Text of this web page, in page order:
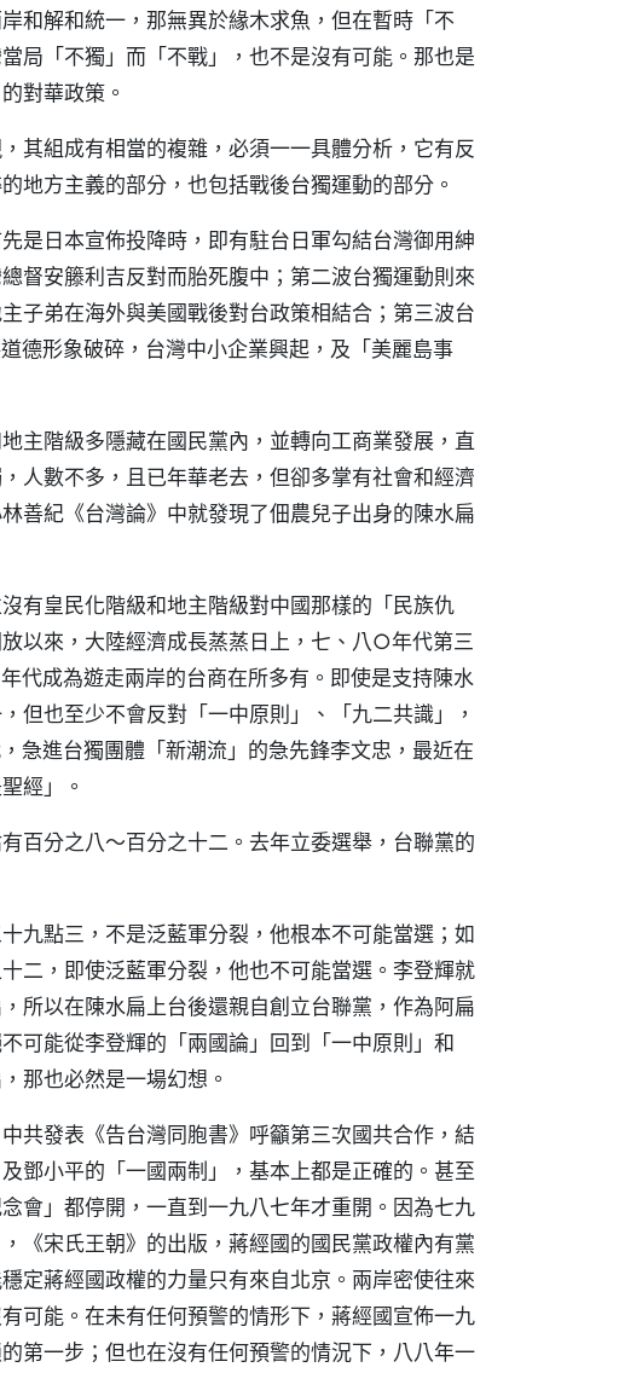
和解和統一，那無異於緣木求魚，但在暫時「不
局「不獨」而「不戰」，也不是沒有可能。那也是
對華政策。
其組成有相當的複雜，必須一一具體分析，它有反
地方主義的部分，也包括戰後台獨運動的部分。
是日本宣佈投降時，即有駐台日軍勾結台灣御用紳
督安籐利吉反對而胎死腹中；第二波台獨運動則來
子弟在海外與美國戰後對台政策相結合；第三波台
德形象破碎，台灣中小企業興起，及「美麗島事
主階級多隱藏在國民黨內，並轉向工商業發展，直
人數不多，且已年華老去，但卻多掌有社會和經濟
善紀《台灣論》中就發現了佃農兒子出身的陳水扁
有皇民化階級和地主階級對中國那樣的「民族仇
以來，大陸經濟成長蒸蒸日上，七、八○年代第三
代成為遊走兩岸的台商在所多有。即使是支持陳水
但也至少不會反對「一中原則」、「九二共識」，
急進台獨團體「新潮流」的急先鋒李文忠，最近在
經」。
百分之八～百分之十二。去年立委選舉，台聯黨的
九點三，不是泛藍軍分裂，他根本不可能當選；如
二，即使泛藍軍分裂，他也不可能當選。李登輝就
所以在陳水扁上台後還親自創立台聯黨，作為阿扁
可能從李登輝的「兩國論」回到「一中原則」和
那也必然是一場幻想。
共發表《告台灣同胞書》呼籲第三次國共合作，結
鄧小平的「一國兩制」，基本上都是正確的。甚至
會」都停開，一直到一九八七年才重開。因為七九
《宋氏王朝》的出版，蔣經國的國民黨政權內有黨
定蔣經國政權的力量只有來自北京。兩岸密使往來
可能。在未有任何預警的情形下，蔣經國宣佈一九
第一步；但也在沒有任何預警的情況下，八八年一